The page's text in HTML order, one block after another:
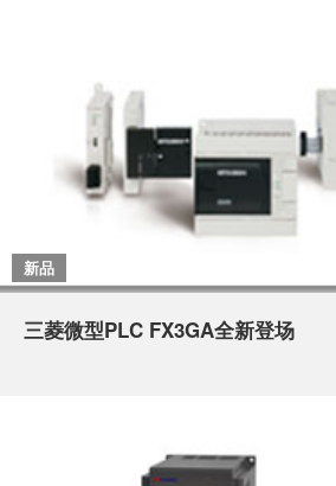
新品
三菱微型PLC FX3GA全新登场